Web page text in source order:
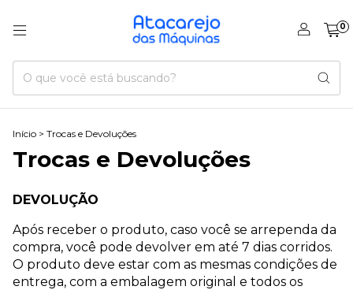
0
Início > Trocas e Devoluções
Trocas e Devoluções
DEVOLUÇÃO
Após receber o produto, caso você se arrependa da
compra, você pode devolver em até 7 dias corridos.
O produto deve estar com as mesmas condições de
entrega, com a embalagem original e todos os